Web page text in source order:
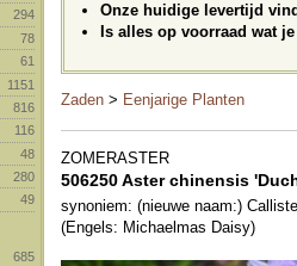
294
78
61
1151
816
116
48
280
49
685
Onze huidige levertijd
Is alles op voorraad wat
Zaden > Eenjarige Planten
ZOMERASTER
506250 Aster chinensis
synoniem: (nieuwe naam:)
(Engels: Michaelmas Daisy)